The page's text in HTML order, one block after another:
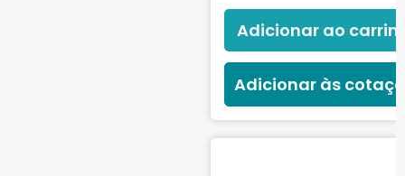
Adicionar ao
Adicionar às